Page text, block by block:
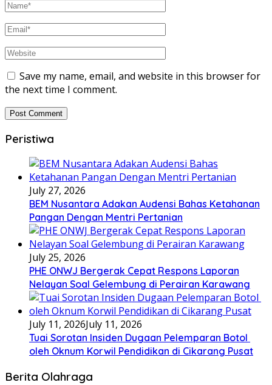
Save my name, email, and website in this browser for
the next time I comment.
Peristiwa
July 27, 2026
BEM Nusantara Adakan Audensi Bahas Ketahanan
Pangan Dengan Mentri Pertanian
July 25, 2026
PHE ONWJ Bergerak Cepat Respons Laporan
Nelayan Soal Gelembung di Perairan Karawang
July 11, 2026July 11, 2026
Tuai Sorotan Insiden Dugaan Pelemparan Botol
oleh Oknum Korwil Pendidikan di Cikarang Pusat
Berita Olahraga